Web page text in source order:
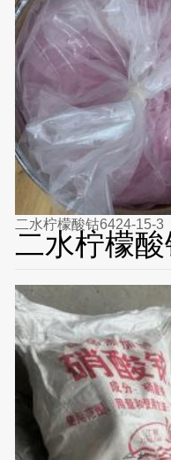
二水柠檬酸钴6424-15-3
二水柠檬